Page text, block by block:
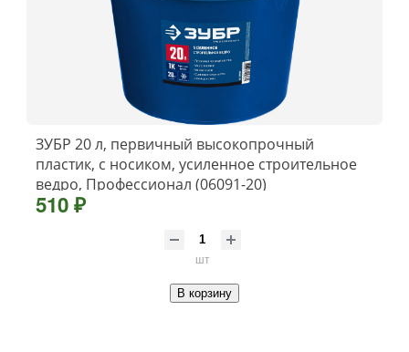
ЗУБР 20 л, первичный высокопрочный
пластик, с носиком, усиленное строительное
ведро, Профессионал (06091-20)
510 ₽
шт
В корзину